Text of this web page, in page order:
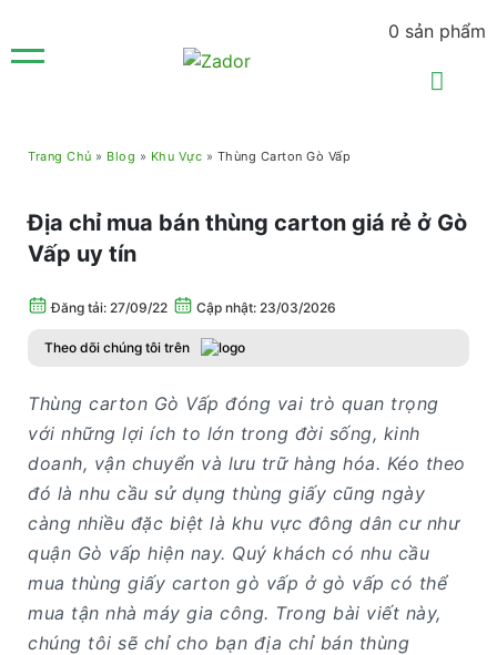
0 sản phẩm
Trang Chủ » Blog » Khu Vực » Thùng Carton Gò Vấp
Địa chỉ mua bán thùng carton giá rẻ ở Gò
Vấp uy tín
Đăng tải: 27/09/22 Cập nhật: 23/03/2026
Theo dõi chúng tôi trên
Thùng carton Gò Vấp đóng vai trò quan trọng
với những lợi ích to lớn trong đời sống, kinh
doanh, vận chuyển và lưu trữ hàng hóa. Kéo theo
đó là nhu cầu sử dụng thùng giấy cũng ngày
càng nhiều đặc biệt là khu vực đông dân cư như
quận Gò vấp hiện nay. Quý khách có nhu cầu
mua thùng giấy carton gò vấp ở gò vấp có thể
mua tận nhà máy gia công. Trong bài viết này,
chúng tôi sẽ chỉ cho bạn địa chỉ bán thùng